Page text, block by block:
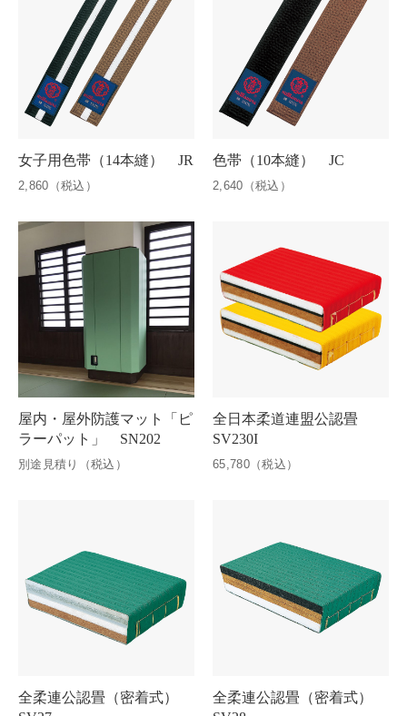
女子用色帯（14本縫） JR
2,860（税込）
色帯（10本縫） JC
2,640（税込）
屋内・屋外防護マット「ピ
ラーパット」 SN202
別途見積り（税込）
全日本柔道連盟公認畳
SV230I
65,780（税込）
全柔連公認畳（密着式）
全柔連公認畳（密着式）